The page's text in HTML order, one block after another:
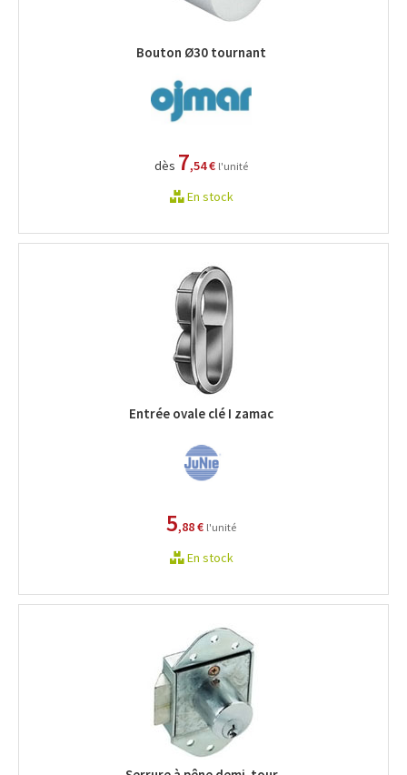
Bouton Ø30 tournant
dès 7,54 € l'unité
En stock
Entrée ovale clé I zamac
5,88 € l'unité
En stock